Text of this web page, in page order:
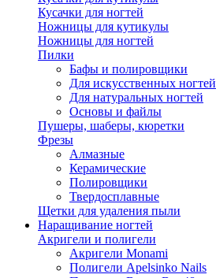
Кусачки для ногтей
Ножницы для кутикулы
Ножницы для ногтей
Пилки
Бафы и полировщики
Для искусственных ногтей
Для натуральных ногтей
Основы и файлы
Пушеры, шаберы, кюретки
Фрезы
Алмазные
Керамические
Полировщики
Твердосплавные
Щетки для удаления пыли
Наращивание ногтей
Акригели и полигели
Акригели Monami
Полигели Apelsinko Nails